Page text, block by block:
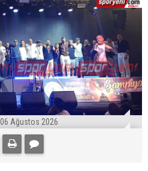
06 Ağustos 2026